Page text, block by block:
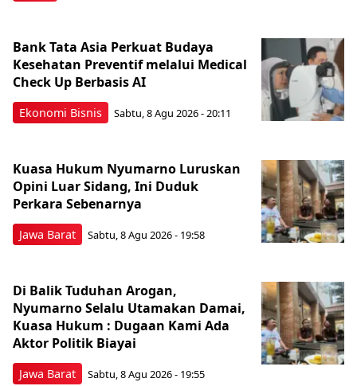
Ekonomi Bisnis
Bank Tata Asia Perkuat Budaya
Kesehatan Preventif melalui Medical
Check Up Berbasis AI
Sabtu, 8 Agu 2026 - 20:11
Jawa Barat
Kuasa Hukum Nyumarno Luruskan
Opini Luar Sidang, Ini Duduk
Perkara Sebenarnya ​
Sabtu, 8 Agu 2026 - 19:58
Jawa Barat
Di Balik Tuduhan Arogan,
Nyumarno Selalu Utamakan Damai,
Kuasa Hukum : Dugaan Kami Ada
Aktor Politik Biayai
Sabtu, 8 Agu 2026 - 19:55